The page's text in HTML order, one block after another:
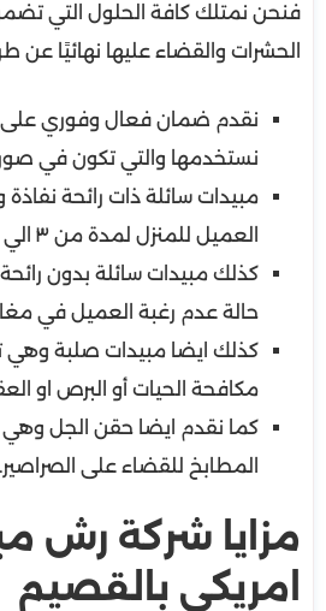
فنحن نمتلك كافة الحلول التي
الحشرات والقضاء عليها نهائيًا عن
نقدم ضمان فعال وفوري على
نستخدمها والتي تكون في
مبيدات سائلة ذات رائحة
العميل للمنزل لمدة من ٣ الي ٦ ساعات.
كذلك مبيدات سائلة بدون
حالة عدم رغبة العميل في
كذلك ايضا مبيدات صلبة
مكافحة الحيات أو البرص او
كما نقدم ايضا حقن الجل
المطابخ للقضاء على الصراصير.
مزايا شركة رش
امريكي بالقصيم